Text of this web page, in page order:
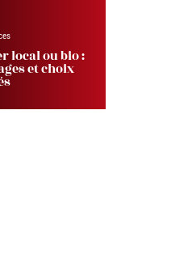
local ou bio :
et choix